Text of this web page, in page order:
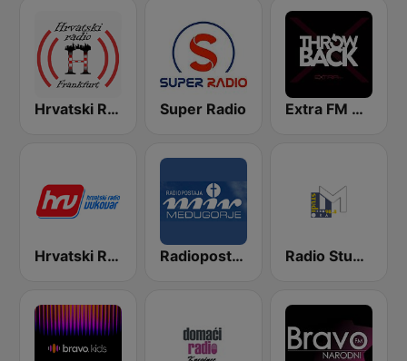
Hrvatski Radio Frankfurt Super Radio Extra FM Throwback
Hrvatski Radio Vukovar Radiopostaja Mir Međugorje Radio Studio M